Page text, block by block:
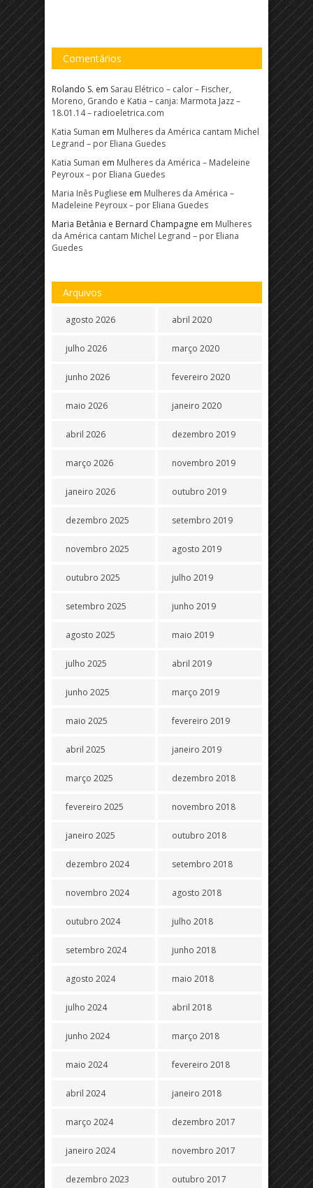
Comentários
Rolando S. em Sarau Elétrico – calor – Fischer,
Moreno, Grando e Katia – canja: Marmota Jazz –
18.01.14 – radioeletrica.com
Katia Suman em Mulheres da América cantam Michel
Legrand – por Eliana Guedes
Katia Suman em Mulheres da América – Madeleine
Peyroux – por Eliana Guedes
Maria Inês Pugliese em Mulheres da América –
Madeleine Peyroux – por Eliana Guedes
Maria Betânia e Bernard Champagne em Mulheres
da América cantam Michel Legrand – por Eliana
Guedes
Arquivos
agosto 2026
julho 2026
junho 2026
maio 2026
abril 2026
março 2026
janeiro 2026
dezembro 2025
novembro 2025
outubro 2025
setembro 2025
agosto 2025
julho 2025
junho 2025
maio 2025
abril 2025
março 2025
fevereiro 2025
janeiro 2025
dezembro 2024
novembro 2024
outubro 2024
setembro 2024
agosto 2024
julho 2024
junho 2024
maio 2024
abril 2024
março 2024
janeiro 2024
dezembro 2023
abril 2020
março 2020
fevereiro 2020
janeiro 2020
dezembro 2019
novembro 2019
outubro 2019
setembro 2019
agosto 2019
julho 2019
junho 2019
maio 2019
abril 2019
março 2019
fevereiro 2019
janeiro 2019
dezembro 2018
novembro 2018
outubro 2018
setembro 2018
agosto 2018
julho 2018
junho 2018
maio 2018
abril 2018
março 2018
fevereiro 2018
janeiro 2018
dezembro 2017
novembro 2017
outubro 2017